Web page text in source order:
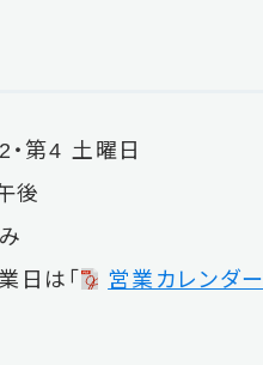
・第4 土曜日
後
日は「
営業カレンダー